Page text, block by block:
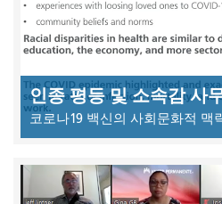
인종 평등 및 소속감 사
코로나19 백신의 사회문화적 맥